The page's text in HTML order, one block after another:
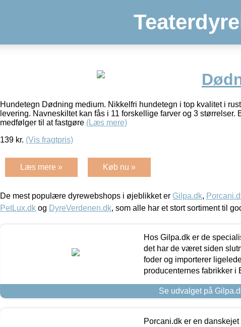
Hundetegn Dødning medium. Nikkelfri hundetegn i top kvalitet i
levering. Navneskiltet kan fås i 11 forskellige farver og 3
medfølger til at fastgøre (Læs mere)
139 kr. (Vis fragtpris)
Læs mere » Køb nu »
De mest populære dyrewebshops i øjeblikket er Gilpa.dk,
PetLux.dk og DyreVerdenen.dk, som alle har et stort sortiment til
Hos Gilpa.dk er de
det har de været siden
foder og importerer
producenternes fabrikker i
Se udvalget på
Porcani.dk er en